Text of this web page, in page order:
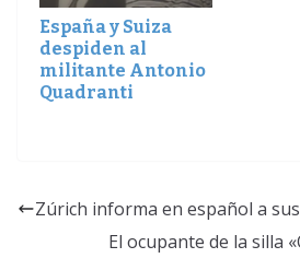
España y Suiza
despiden al
militante Antonio
Quadranti
Zúrich informa en español a
El ocupante de la silla